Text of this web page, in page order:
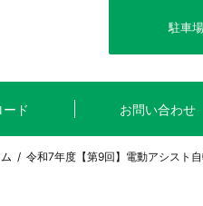
駐車
ド お問い合わせ
/ 令和7年度【第9回】電動アシスト